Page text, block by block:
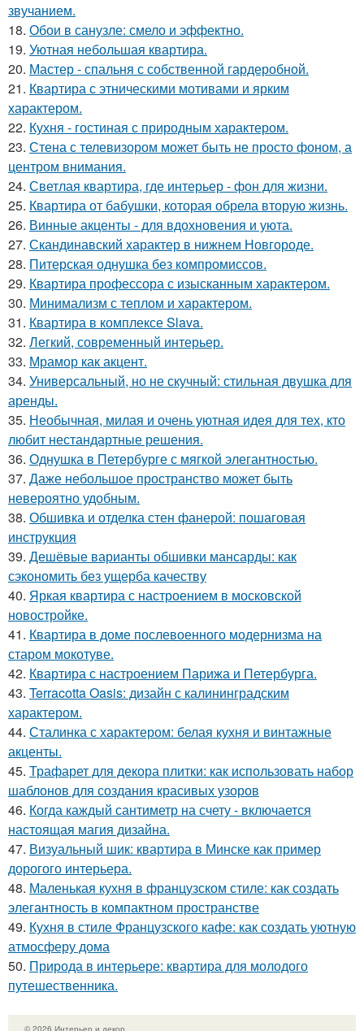
звучанием.
18. Обои в санузле: смело и эффектно.
19. Уютная небольшая квартира.
20. Мастер - спальня с собственной гардеробной.
21. Квартира с этническими мотивами и ярким
характером.
22. Кухня - гостиная с природным характером.
23. Стена с телевизором может быть не просто фоном, а
центром внимания.
24. Светлая квартира, где интерьер - фон для жизни.
25. Квартира от бабушки, которая обрела вторую жизнь.
26. Винные акценты - для вдохновения и уюта.
27. Скандинавский характер в нижнем Новгороде.
28. Питерская однушка без компромиссов.
29. Квартира профессора с изысканным характером.
30. Минимализм с теплом и характером.
31. Квартира в комплексе Slava.
32. Легкий, современный интерьер.
33. Мрамор как акцент.
34. Универсальный, но не скучный: стильная двушка для
аренды.
35. Необычная, милая и очень уютная идея для тех, кто
любит нестандартные решения.
36. Однушка в Петербурге с мягкой элегантностью.
37. Даже небольшое пространство может быть
невероятно удобным.
38. Обшивка и отделка стен фанерой: пошаговая
инструкция
39. Дешёвые варианты обшивки мансарды: как
сэкономить без ущерба качеству
40. Яркая квартира с настроением в московской
новостройке.
41. Квартира в доме послевоенного модернизма на
старом мокотуве.
42. Квартира с настроением Парижа и Петербурга.
43. Terracotta Oasis: дизайн с калининградским
характером.
44. Сталинка с характером: белая кухня и винтажные
акценты.
45. Трафарет для декора плитки: как использовать набор
шаблонов для создания красивых узоров
46. Когда каждый сантиметр на счету - включается
настоящая магия дизайна.
47. Визуальный шик: квартира в Минске как пример
дорогого интерьера.
48. Маленькая кухня в французском стиле: как создать
элегантность в компактном пространстве
49. Кухня в стиле Французского кафе: как создать уютную
атмосферу дома
50. Природа в интерьере: квартира для молодого
путешественника.
© 2026 Интерьер и декор